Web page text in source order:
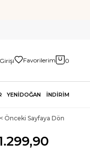
Favorilerim 0
YENİDOĞAN İNDİRİM
Önceki Sayfaya Dön